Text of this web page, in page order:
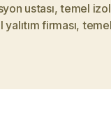
ustası,temel
firması,